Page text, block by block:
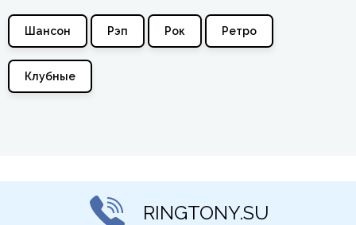
Шансон Рэп Рок Ретро
Клубные
RINGTONY.SU